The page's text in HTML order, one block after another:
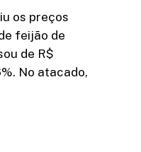
os preços
feijão de
de R$
No atacado,